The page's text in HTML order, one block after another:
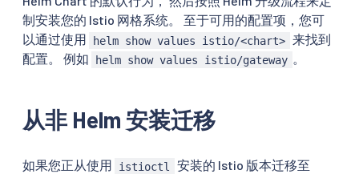
制安装您的 Istio 网格系统。 至于可用的配置项，您可
以通过使用
helm show values istio/<chart> 来找到
配置。 例如
helm show values istio/gateway 。
从非 Helm 安装迁移
如果您正从使用 istioctl
安装的 Istio 版本迁移至